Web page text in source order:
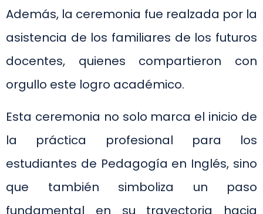
Además, la ceremonia fue realzada por la
asistencia de los familiares de los futuros
docentes, quienes compartieron con
orgullo este logro académico.
Esta ceremonia no solo marca el inicio de
la práctica profesional para los
estudiantes de Pedagogía en Inglés, sino
que también simboliza un paso
fundamental en su trayectoria hacia